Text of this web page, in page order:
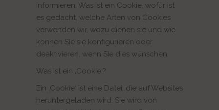
informieren. Was ist ein Cookie, wofür ist
es gedacht, welche Arten von Cookies
verwenden wir, wozu dienen sie und wie
können Sie sie konfigurieren oder
deaktivieren, wenn Sie dies wünschen.
Was ist ein ‚Cookie‘?
Ein ‚Cookie‘ ist eine Datei, die auf Websites
heruntergeladen wird. Sie wird von